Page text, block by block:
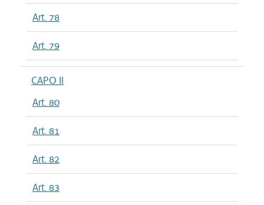
Art. 78
Art. 79
CAPO II
Art. 80
Art. 81
Art. 82
Art. 83